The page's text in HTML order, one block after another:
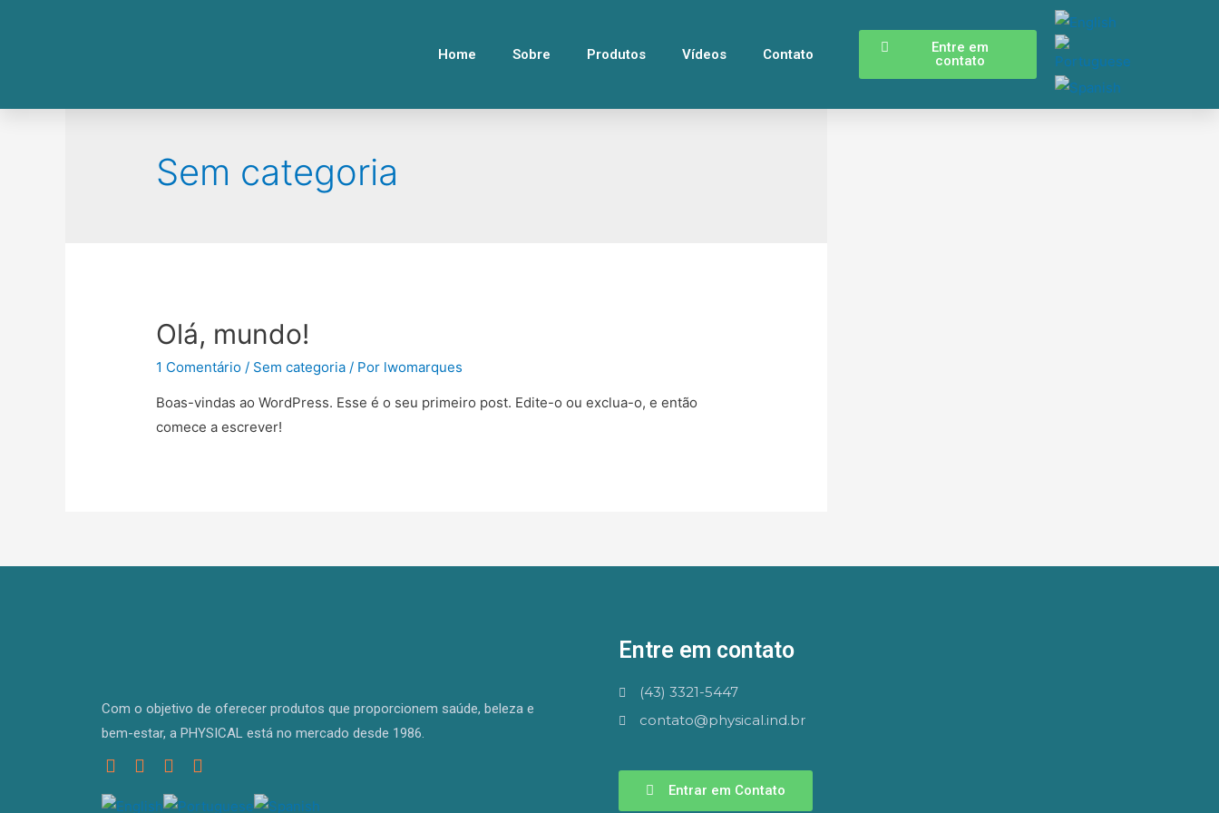
Home Sobre Produtos Vídeos Contato
Entre em
contato
Sem categoria
Olá, mundo!
1 Comentário / Sem categoria / Por lwomarques
Boas-vindas ao WordPress. Esse é o seu primeiro post. Edite-o ou exclua-o, e então
comece a escrever!
Com o objetivo de oferecer produtos que proporcionem saúde, beleza e
bem-estar, a PHYSICAL está no mercado desde 1986.
Entre em contato
(43) 3321-5447
contato@physical.ind.br
Entrar em Contato